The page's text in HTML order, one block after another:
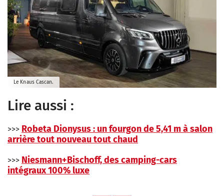
Le Knaus Cascan.
Lire aussi :
>>> Robeta Dionysus : un fourgon de 5,41 m à salon
arrière tout nouveau tout chaud
>>> Niesmann+Bischoff, des camping-cars
intégraux 100% luxe